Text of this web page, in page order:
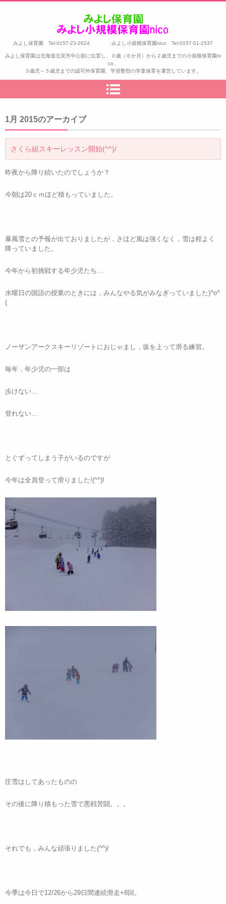
みよし保育園 Tel:0157-23-2624 みよし小規模保育園nico Tel:0157-51-1537
みよし保育園は北海道北見市中心部に位置し、０歳（６か月）から２歳児までの小規模保育園ni
co、
３歳児～５歳児までの認可外保育園、学習塾型の学童保育を運営しています。
1月 2015のアーカイブ
さくら組スキーレッスン開始(^^)/
昨夜から降り続いたのでしょうか？
今朝は20ｃｍほど積もっていました。
暴風雪との予報が出ておりましたが，さほど風は強くなく，雪は程よく
降っていました。
今年から初挑戦する年少児たち…
水曜日の国語の授業のときには，みんなやる気がみなぎっていました)^o^
(
ノーザンアークスキーリゾートにおじゃまし，坂を上って滑る練習。
毎年，年少児の一部は
歩けない…
登れない…
とぐずってしまう子がいるのですが
今年は全員登って滑りました!(^^)!
圧雪はしてあったものの
その後に降り積もった雪で悪戦苦闘。。。
それでも，みんな頑張りました(^^)/
今季は今日で12/26から29日間連続滑走+8回。